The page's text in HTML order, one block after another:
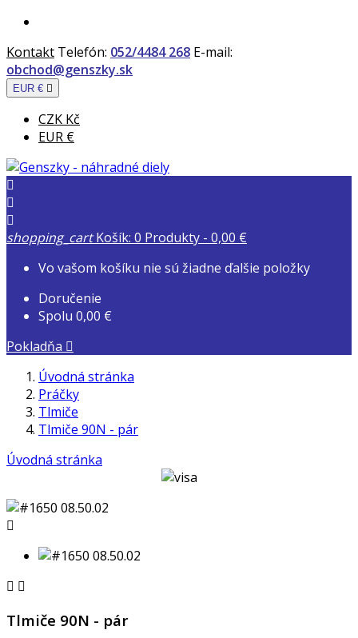
Kontakt Telefón: 052/4484 268 E-mail:
obchod@genszky.sk
EUR € 
CZK Kč
EUR €



shopping_cart Košík: 0 Produkty - 0,00 €
Vo vašom košíku nie sú žiadne ďalšie položky
Doručenie
Spolu 0,00 €
Pokladňa 
Úvodná stránka
Práčky
Tlmiče
Tlmiče 90N - pár
Úvodná stránka

 
Tlmiče 90N - pár